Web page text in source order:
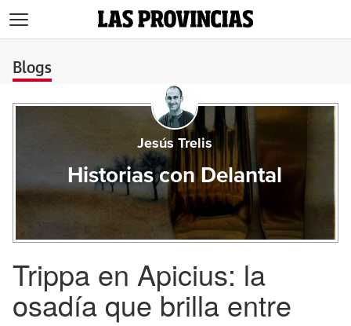
Blogs
Jesús Trelis
Historias con Delantal
Trippa en Apicius: la
osadía que brilla entre